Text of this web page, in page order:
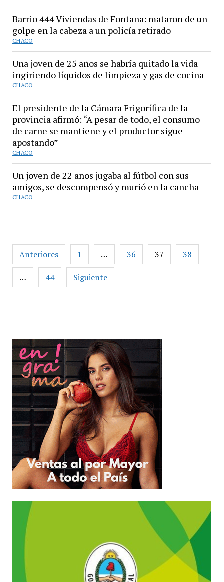
Barrio 444 Viviendas de Fontana: mataron de un
golpe en la cabeza a un policía retirado
CHACO
Una joven de 25 años se habría quitado la vida
ingiriendo líquidos de limpieza y gas de cocina
CHACO
El presidente de la Cámara Frigorífica de la
provincia afirmó: “A pesar de todo, el consumo
de carne se mantiene y el productor sigue
apostando”
CHACO
Un joven de 22 años jugaba al fútbol con sus
amigos, se descompensó y murió en la cancha
CHACO
Paginación
de
entradas
Anteriores 1 … 36 37 38
… 44 Siguiente